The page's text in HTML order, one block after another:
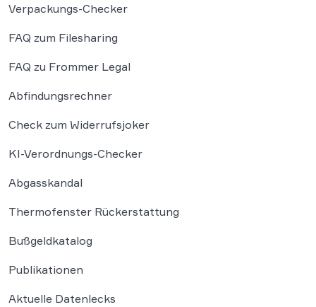
Verpackungs-Checker
FAQ zum Filesharing
FAQ zu Frommer Legal
Abfindungsrechner
Check zum Widerrufsjoker
KI-Verordnungs-Checker
Abgasskandal
Thermofenster Rückerstattung
Bußgeldkatalog
Publikationen
Aktuelle Datenlecks